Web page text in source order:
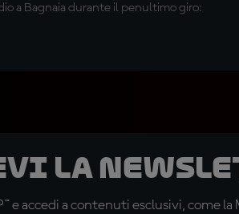
a Bagnaia durante il penultimo giro:
la
e accedi a contenuti esclusivi, come